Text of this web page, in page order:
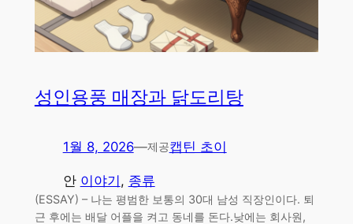
성인용풍 매장과 닭도리탕
1월 8, 2026—제공캡틴 초이
안 이야기, 종류
(ESSAY) – 나는 평범한 보통의 30대 남성 직장인이다. 퇴
근 후에는 배달 어플을 켜고 동네를 돈다.낮에는 회사원,